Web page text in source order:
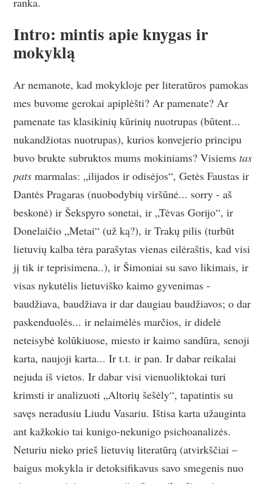
Intro: mintis apie knygas ir
mokyklą
Ar nemanote, kad mokykloje per literatūros pamokas
mes buvome gerokai apiplėšti? Ar pamenate? Ar
pamenate tas klasikinių kūrinių nuotrupas (būtent...
nukandžiotas nuotrupas), kurios konvejerio principu
buvo brukte subruktos mums mokiniams? Visiemstas
patsmarmalas: „ilijados ir odisėjos“, Getės Faustas ir
Dantės Pragaras (nuobodybių viršūnė... sorry - aš
beskonė) ir Šekspyro sonetai, ir „Tėvas Gorijo“, ir
Donelaičio „Metai“ (už ką?), ir Trakų pilis (turbūt
lietuvių kalba tėra parašytas vienas eilėraštis, kad visi
jį tik ir teprisimena..), ir Šimoniai su savo likimais, ir
visas nykutėlis lietuviško kaimo gyvenimas -
baudžiava, baudžiava ir dar daugiau baudžiavos; o dar
paskenduolės... ir nelaimėlės marčios, ir didelė
neteisybė kolūkiuose, miesto ir kaimo sandūra, senoji
karta, naujoji karta... Ir t.t. ir pan. Ir dabar reikalai
nejuda iš vietos. Ir dabar visi vienuoliktokai turi
krimsti ir analizuoti „Altorių šešėly“, tapatintis su
savęs neradusiu Liudu Vasariu. Ištisa karta užauginta
ant kažkokio tai kunigo-nekunigo psichoanalizės.
Neturiu nieko prieš lietuvių literatūrą (atvirkščiai –
baigus mokykla ir detoksifikavus savo smegenis nuo